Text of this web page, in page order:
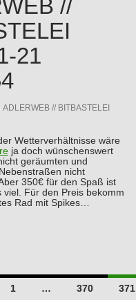
//
21
ADLERWEB // BITBASTELEI
Wetterverhältnisse wäre
ja doch wünschenswert
geräumten und
nicht
350€ für den Spaß ist
viel. Für den Preis bekomm
Rad mit Spikes…
1 … 370 371